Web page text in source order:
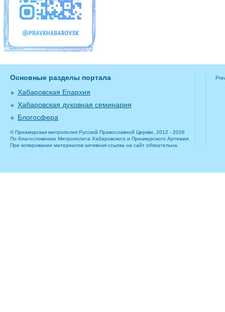
Основные разделы портала
Хабаровская Епархия
Хабаровская духовная семинария
Блогосфера
© Приамурская митрополия Русской Православной Церкви, 2012 - 2026
По благословению Митрополита Хабаровского и Приамурского Артемия.
При копировании материалов активная ссылка на сайт обязательна.